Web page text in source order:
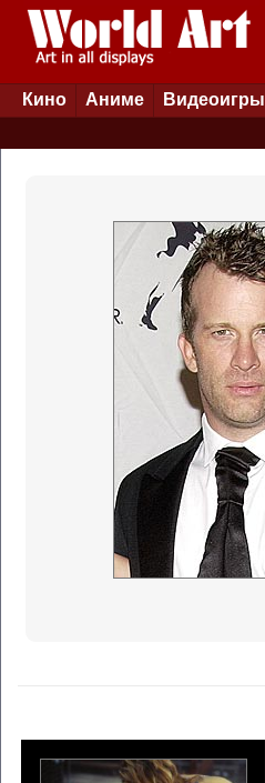
Кино Аниме Видеоигры